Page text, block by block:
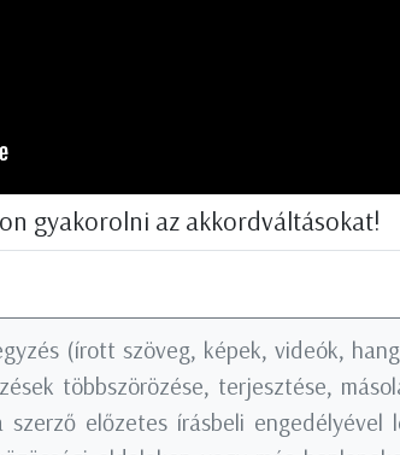
gyakorolni az akkordváltásokat!
(írott szöveg, képek, videók,
többszörözése, terjesztése,
előzetes írásbeli engedélyével